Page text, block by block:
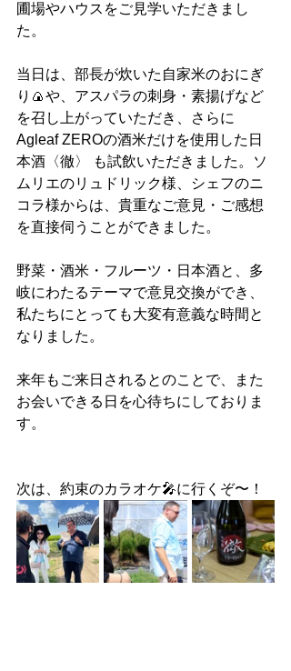
圃場やハウスをご見学いただきまし
た。
当日は、部長が炊いた自家米のおにぎ
り🍙や、アスパラの刺身・素揚げなど
を召し上がっていただき、さらに
Agleaf ZEROの酒米だけを使用した日
本酒〈徹〉 も試飲いただきました。ソ
ムリエのリュドリック様、シェフのニ
コラ様からは、貴重なご意見・ご感想
を直接伺うことができました。
野菜・酒米・フルーツ・日本酒と、多
岐にわたるテーマで意見交換ができ、
私たちにとっても大変有意義な時間と
なりました。
来年もご来日されるとのことで、また
お会いできる日を心待ちにしておりま
す。
次は、約束のカラオケ🎤に行くぞ〜！